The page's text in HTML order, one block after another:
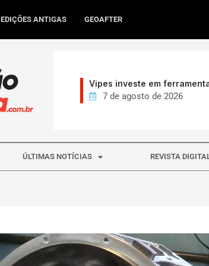
EDIÇÕES ANTIGAS GEOAFTER
Vipes investe em
7 de agosto de 2026
ÚLTIMAS NOTÍCIAS REVISTA